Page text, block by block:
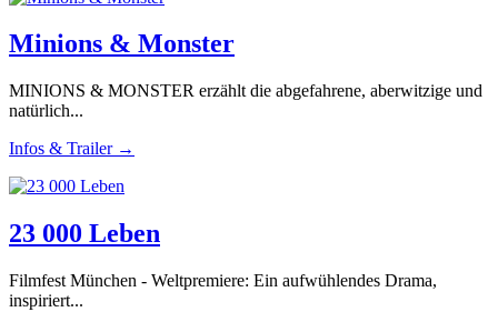
Minions & Monster
MINIONS & MONSTER erzählt die abgefahrene, aberwitzige und
natürlich...
Infos & Trailer →
23 000 Leben
Filmfest München - Weltpremiere: Ein aufwühlendes Drama,
inspiriert...